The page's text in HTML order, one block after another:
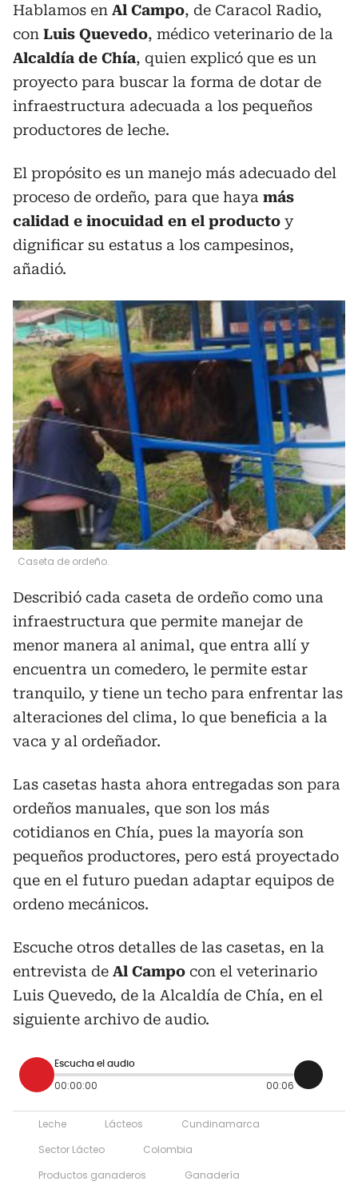
Hablamos en Al Campo, de Caracol Radio,
con Luis Quevedo, médico veterinario de la
Alcaldía de Chía, quien explicó que es un
proyecto para buscar la forma de dotar de
infraestructura adecuada a los pequeños
productores de leche.
El propósito es un manejo más adecuado del
proceso de ordeño, para que haya más
calidad e inocuidad en el producto y
dignificar su estatus a los campesinos,
añadió.
Caseta de ordeño.
Describió cada caseta de ordeño como una
infraestructura que permite manejar de
menor manera al animal, que entra allí y
encuentra un comedero, le permite estar
tranquilo, y tiene un techo para enfrentar las
alteraciones del clima, lo que beneficia a la
vaca y al ordeñador.
Las casetas hasta ahora entregadas son para
ordeños manuales, que son los más
cotidianos en Chía, pues la mayoría son
pequeños productores, pero está proyectado
que en el futuro puedan adaptar equipos de
ordeno mecánicos.
Escuche otros detalles de las casetas, en la
entrevista de Al Campo con el veterinario
Luis Quevedo, de la Alcaldía de Chía, en el
siguiente archivo de audio.
Escucha el audio
00:00:00 00:06
Leche Lácteos
Cundinamarca
Sector Lácteo
Colombia
Productos ganaderos
Ganadería